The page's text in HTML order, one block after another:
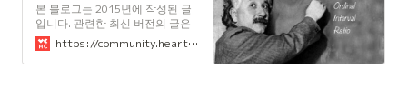
본 블로그는 2015년에 작성된 글
입니다. 관련한 최신 버전의 글은
여기에서 확인해 주세요. '데이터
의 기본 유형 배우기' 시리즈 1. 기
본적인 데이터 종류 이해하기 2.
https://community.heartcount.io/ko/type-of-data/